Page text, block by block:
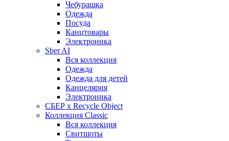
Чебурашка
Одежда
Посуда
Канцтовары
Электроника
Sber AI
Вся коллекция
Одежда
Одежда для детей
Канцелярия
Электроника
СБЕР x Recycle Object
Коллекция Classic
Вся коллекция
Свитшоты